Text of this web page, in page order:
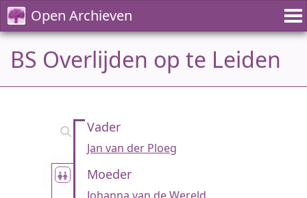
Open Archieven
BS Overlijden op te Leiden
Vader
Jan van der Ploeg
Moeder